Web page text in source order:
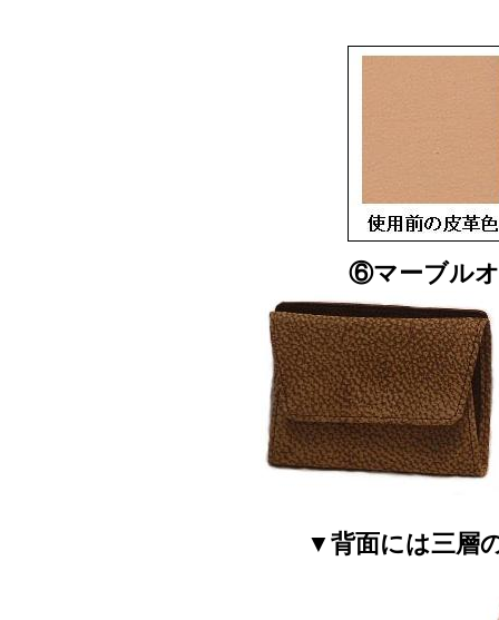
⑥マーブル
▼背面には三層